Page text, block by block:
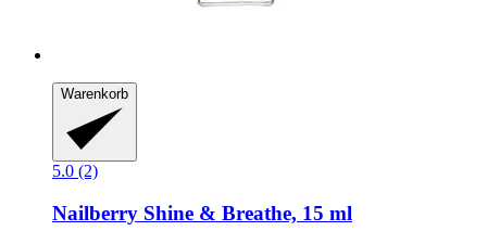
Warenkorb
5.0 (2)
Nailberry Shine & Breathe, 15 ml